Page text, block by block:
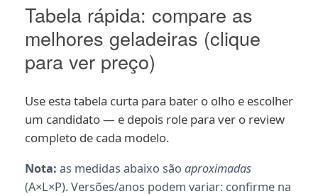
Tabela rápida: compare as
melhores geladeiras (clique
para ver preço)
Use esta tabela curta para bater o olho e escolher
um candidato — e depois role para ver o review
completo de cada modelo.
Nota: as medidas abaixo são aproximadas
(A×L×P). Versões/anos podem variar: confirme na